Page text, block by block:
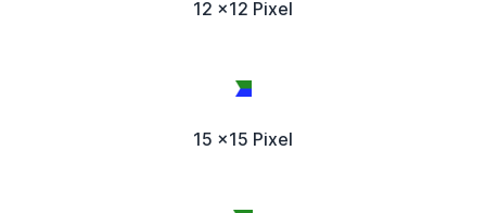
12 x12 Pixel
15 x15 Pixel